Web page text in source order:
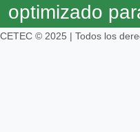
optimizado
CETEC © 2025 | Todos los